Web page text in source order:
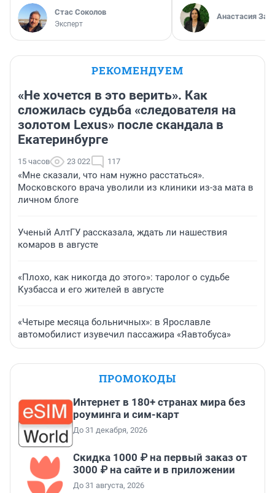
Стас Соколов
Эксперт
Анастасия
РЕКОМЕНДУЕМ
«Не хочется в это верить». Как
сложилась судьба «следователя на
золотом Lexus» после скандала в
Екатеринбурге
15 часов 23 022 117
«Мне сказали, что нам нужно расстаться».
Московского врача уволили из клиники из-за мата в
личном блоге
Ученый АлтГУ рассказала, ждать ли нашествия
комаров в августе
«Плохо, как никогда до этого»: таролог о судьбе
Кузбасса и его жителей в августе
«Четыре месяца больничных»: в Ярославле
автомобилист изувечил пассажира «Яавтобуса»
ПРОМОКОДЫ
Интернет в 180+ странах мира без
роуминга и сим-карт
До 31 декабря, 2026
Скидка 1000 ₽ на первый заказ от
3000 ₽ на сайте и в приложении
До 31 августа, 2026